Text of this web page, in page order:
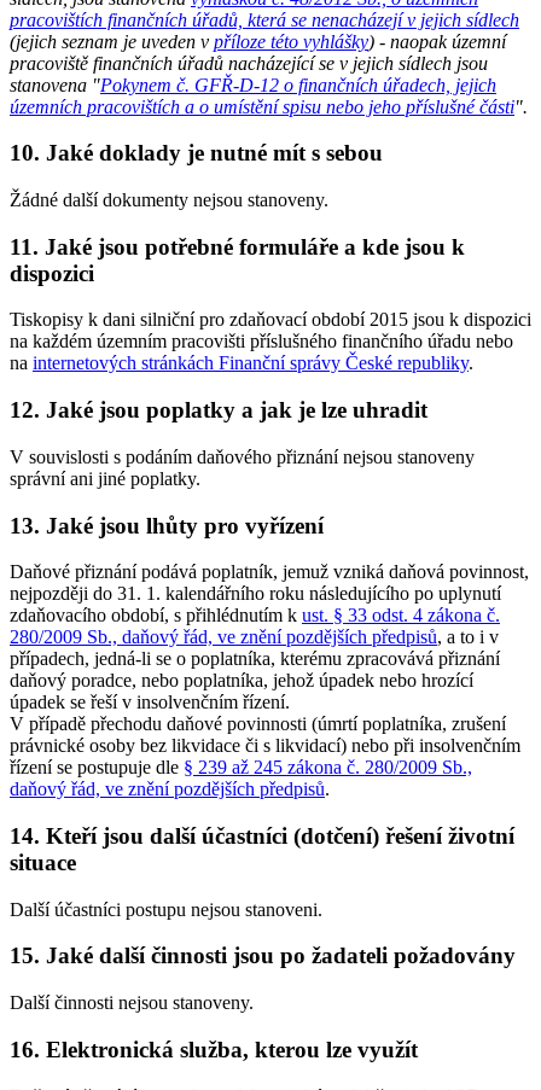
pracovištích finančních úřadů, která se nenacházejí v jejich sídlech
(jejich seznam je uveden v příloze této vyhlášky) - naopak územní
pracoviště finančních úřadů nacházející se v jejich sídlech jsou
stanovena "Pokynem č. GFŘ-D-12 o finančních úřadech, jejich
územních pracovištích a o umístění spisu nebo jeho příslušné části".
10. Jaké doklady je nutné mít s sebou
Žádné další dokumenty nejsou stanoveny.
11. Jaké jsou potřebné formuláře a kde jsou k
dispozici
Tiskopisy k dani silniční pro zdaňovací období 2015 jsou k dispozici
na každém územním pracovišti příslušného finančního úřadu nebo
na internetových stránkách Finanční správy České republiky.
12. Jaké jsou poplatky a jak je lze uhradit
V souvislosti s podáním daňového přiznání nejsou stanoveny
správní ani jiné poplatky.
13. Jaké jsou lhůty pro vyřízení
Daňové přiznání podává poplatník, jemuž vzniká daňová povinnost,
nejpozději do 31. 1. kalendářního roku následujícího po uplynutí
zdaňovacího období, s přihlédnutím k ust. § 33 odst. 4 zákona č.
280/2009 Sb., daňový řád, ve znění pozdějších předpisů, a to i v
případech, jedná-li se o poplatníka, kterému zpracovává přiznání
daňový poradce, nebo poplatníka, jehož úpadek nebo hrozící
úpadek se řeší v insolvenčním řízení.
V případě přechodu daňové povinnosti (úmrtí poplatníka, zrušení
právnické osoby bez likvidace či s likvidací) nebo při insolvenčním
řízení se postupuje dle § 239 až 245 zákona č. 280/2009 Sb.,
daňový řád, ve znění pozdějších předpisů.
14. Kteří jsou další účastníci (dotčení) řešení životní
situace
Další účastníci postupu nejsou stanoveni.
15. Jaké další činnosti jsou po žadateli požadovány
Další činnosti nejsou stanoveny.
16. Elektronická služba, kterou lze využít